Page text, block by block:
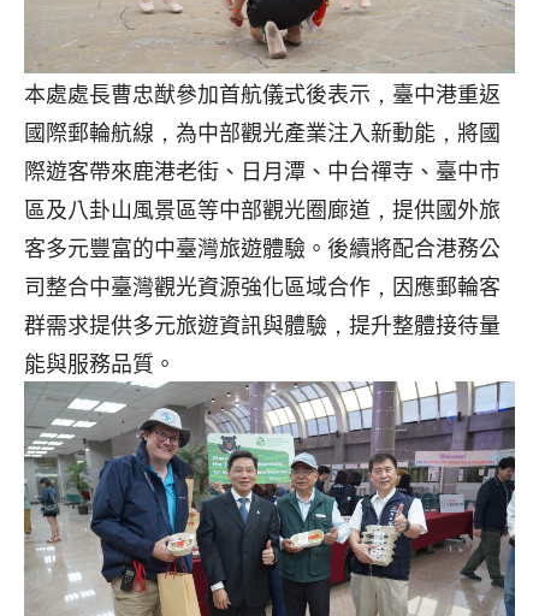
本處處長曹忠猷參加首航儀式後表示，臺中港重返
國際郵輪航線，為中部觀光產業注入新動能，將國
際遊客帶來鹿港老街、日月潭、中台禪寺、臺中市
區及八卦山風景區等中部觀光圈廊道，提供國外旅
客多元豐富的中臺灣旅遊體驗。後續將配合港務公
司整合中臺灣觀光資源強化區域合作，因應郵輪客
群需求提供多元旅遊資訊與體驗，提升整體接待量
能與服務品質。